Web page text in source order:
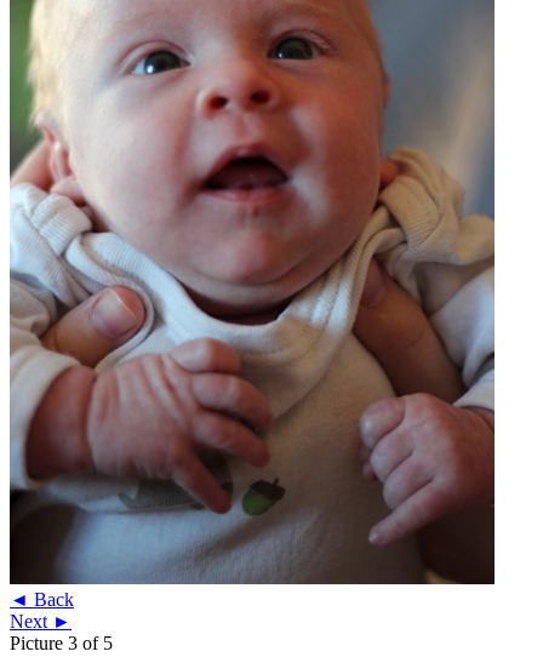
◄ Back
Next ►
Picture 3 of 5